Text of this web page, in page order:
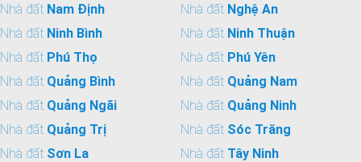
Nhà đất Nam Định Nhà đất Nghệ An
Nhà đất Ninh Bình Nhà đất Ninh Thuận
Nhà đất Phú Thọ Nhà đất Phú Yên
Nhà đất Quảng Bình Nhà đất Quảng Nam
Nhà đất Quảng Ngãi Nhà đất Quảng Ninh
Nhà đất Quảng Trị Nhà đất Sóc Trăng
Nhà đất Sơn La Nhà đất Tây Ninh